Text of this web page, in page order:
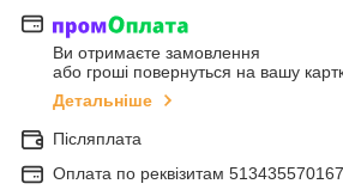
Ви отримаєте замовлення
або гроші повернуться на вашу
Детальніше
Післяплата
Оплата по реквiзитам